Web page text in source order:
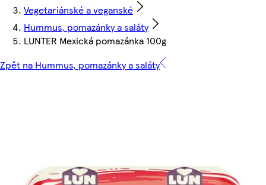
Vegetariánské a veganské
Hummus, pomazánky a saláty
LUNTER Mexická pomazánka 100g
Zpět na Hummus, pomazánky a saláty